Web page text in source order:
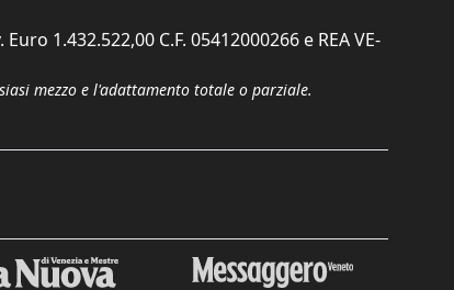
1.432.522,00 C.F. 05412000266 e REA VE-
mezzo e l'adattamento totale o parziale.